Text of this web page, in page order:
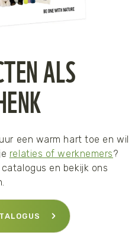
ALS
een warm hart toe en wil
relaties of werknemers?
en bekijk ons